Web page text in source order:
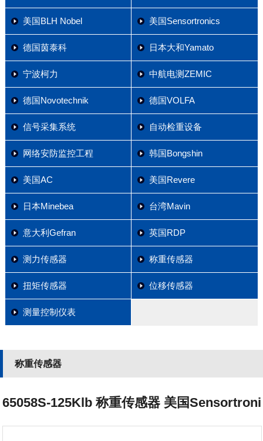
美国BLH Nobel 美国Sensortronics
德国茵泰科 日本大和Yamato
宁波柯力 中航电测ZEMIC
德国Novotechnik 德国VOLFA
信号采集系统 自动检重设备
网络安防监控工程 韩国Bongshin
美国AC 美国Revere
日本Minebea 台湾Mavin
意大利Gefran 英国RDP
测力传感器 称重传感器
扭矩传感器 位移传感器
测量控制仪表
称重传感器
65058S-125Klb 称重传感器 美国Sensortroni